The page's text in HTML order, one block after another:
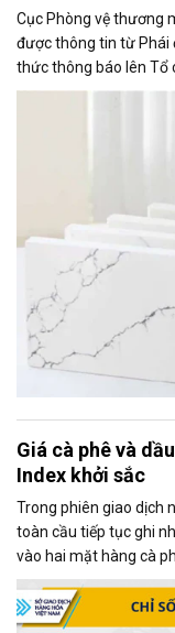
Cục Phòng vệ thương
được thông tin từ Phái
thức thông báo lên Tổ
đến việc Ủy ban
Giá cà phê và
Index khởi sắc
Trong phiên giao dịch
toàn cầu tiếp tục ghi
vào hai mặt hàng cà
tăng gần 0,2%, đạt
của thị trường.